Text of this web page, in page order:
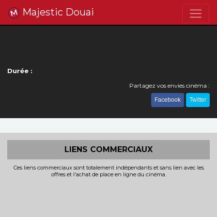
Majestic Douai
Durée :
Partagez vos envies cinéma :
Facebook Twitter
LIENS COMMERCIAUX
Ces liens commerciaux sont totalement indépendants et sans lien avec les
offres et l'achat de place en ligne du cinéma.